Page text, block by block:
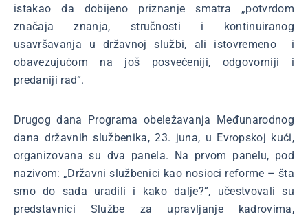
istakao da dobijeno priznanje smatra „potvrdom
značaja znanja, stručnosti i kontinuiranog
usavršavanja u državnoj službi, ali istovremeno i
obavezujućom na još posvećeniji, odgovorniji i
predaniji rad“.
Drugog dana Programa obeležavanja Međunarodnog
dana državnih službenika, 23. juna, u Evropskoj kući,
organizovana su dva panela. Na prvom panelu, pod
nazivom: „Državni službenici kao nosioci reforme – šta
smo do sada uradili i kako dalje?”, učestvovali su
predstavnici Službe za upravljanje kadrovima,